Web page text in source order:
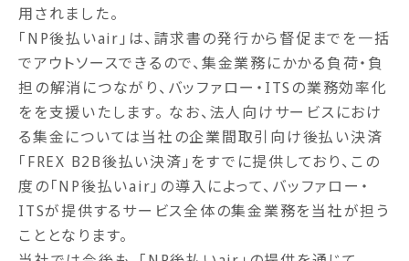
用されました。
「NP後払いair」は、請求書の発行から督促までを一括
でアウトソースできるので、集金業務にかかる負荷・負
担の解消につながり、バッファロー・ITSの業務効率化
をを支援いたします。 なお、法人向けサービスにおけ
る集金については当社の企業間取引向け後払い決済
「FREX B2B後払い決済」をすでに提供しており、この
度の「NP後払いair」の導入によって、バッファロー・
ITSが提供するサービス全体の集金業務を当社が担う
こととなります。